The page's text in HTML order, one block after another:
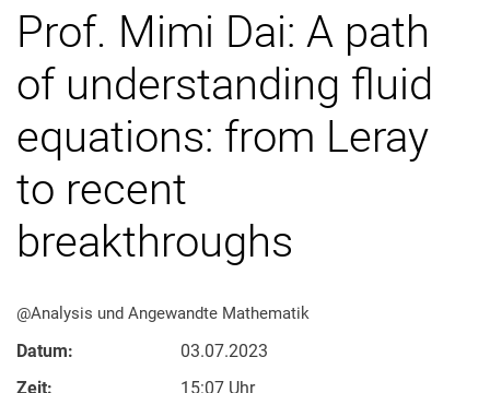
Prof. Mimi Dai: A path
of understanding fluid
equations: from Leray
to recent
breakthroughs
@Analysis und Angewandte Mathematik
Datum:
03.07.2023
Zeit:
15:07 Uhr